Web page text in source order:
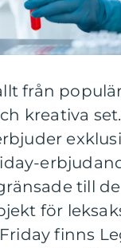
från
kreativa
till
för
finns